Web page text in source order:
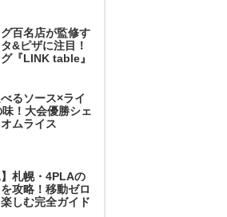
百名店が監修す
&ピザに注目！
『LINK table』
るソース×ライ
！大会優勝シェ
ムライス
】札幌・4PLAの
を攻略！移動ゼロ
しむ完全ガイド